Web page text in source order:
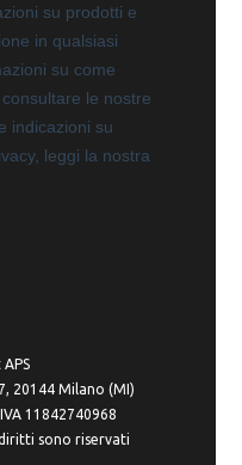
20144 Milano (MI)
11842740968
sono riservati